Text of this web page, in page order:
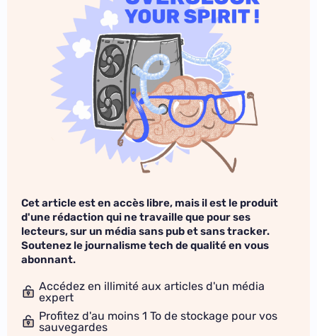
Cet article est en accès libre, mais il est le produit
d'une rédaction qui ne travaille que pour ses
lecteurs, sur un média sans pub et sans tracker.
Soutenez le journalisme tech de qualité en vous
abonnant.
Accédez en illimité aux articles d'un média
expert
Profitez d'au moins 1 To de stockage pour vos
sauvegardes